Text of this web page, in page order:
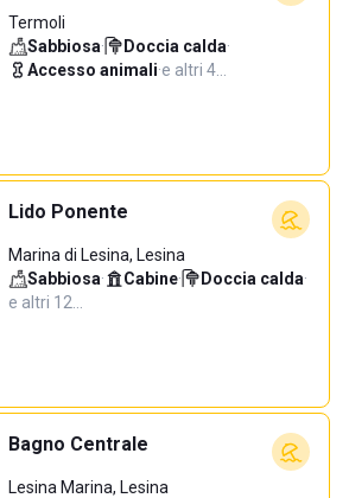
Termoli
Sabbiosa· Doccia calda·
Accesso animali·e altri 4…
Lido Ponente
Marina di Lesina, Lesina
Sabbiosa· Cabine· Doccia calda·
e altri 12…
Bagno Centrale
Lesina Marina, Lesina